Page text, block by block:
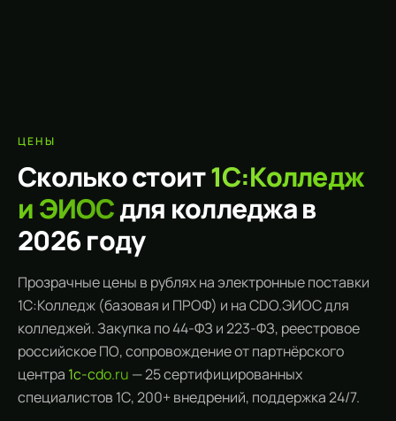
ЦЕНЫ
Сколько стоит1С:Колледж
и ЭИОСдля колледжа в
2026 году
Прозрачные цены в рублях на электронные поставки
1С:Колледж (базовая и ПРОФ) и на CDO.ЭИОС для
колледжей. Закупка по 44-ФЗ и 223-ФЗ, реестровое
российское ПО, сопровождение от партнёрского
центра 1c-cdo.ru — 25 сертифицированных
специалистов 1С, 200+ внедрений, поддержка 24/7.